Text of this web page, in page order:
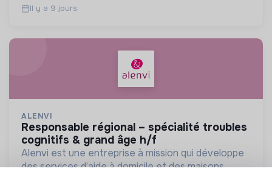
Il y a 9 jours
ALENVI
responsable régional – spécialité troubles
cognitifs & grand âge h/f
Alenvi est une entreprise à mission qui développe
des services d’aide à domicile et des maisons